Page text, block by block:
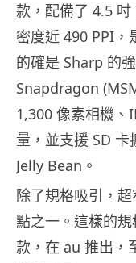
款，配備了 4.5
密度近 490 PPI，
的確是 Sharp 的
Snapdragon
1,300 像素相機、
量，並支援 SD
Jelly Bean。
除了規格吸引，
點之一。這樣的
款，在 au 推出，